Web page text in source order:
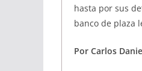
hasta por sus
banco de plaza
Por Carlos